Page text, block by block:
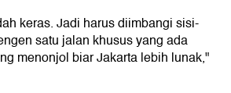
keras. Jadi harus diimbangi sisi-
satu jalan khusus yang ada
menonjol biar Jakarta lebih lunak,"